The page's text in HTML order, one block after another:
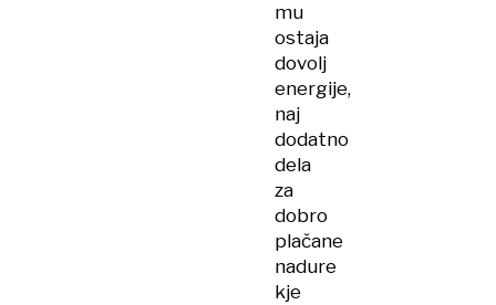
mu
ostaja
dovolj
energije,
naj
dodatno
dela
za
dobro
plačane
nadure
kje